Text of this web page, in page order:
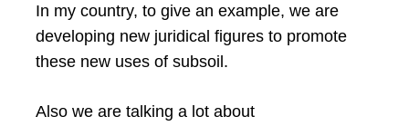
In my country, to give an example, we are
developing new juridical figures to promote
these new uses of subsoil.
Also we are talking a lot about